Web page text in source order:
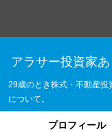
アラサー投資家
29歳のとき株式・不動産投
について。
プロフィール